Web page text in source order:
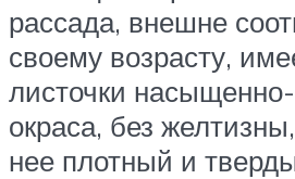
рассада, внешне
своему возрасту,
листочки насыщенно-
окраса, без
нее плотный и